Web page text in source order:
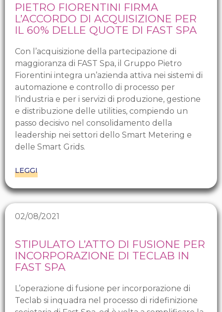
PIETRO FIORENTINI FIRMA
L’ACCORDO DI ACQUISIZIONE PER
IL 60% DELLE QUOTE DI FAST SPA
Con l’acquisizione della partecipazione di
maggioranza di FAST Spa, il Gruppo Pietro
Fiorentini integra un’azienda attiva nei sistemi di
automazione e controllo di processo per
l'industria e per i servizi di produzione, gestione
e distribuzione delle utilities, compiendo un
passo decisivo nel consolidamento della
leadership nei settori dello Smart Metering e
delle Smart Grids.
LEGGI
02/08/2021
STIPULATO L’ATTO DI FUSIONE PER
INCORPORAZIONE DI TECLAB IN
FAST SPA
L’operazione di fusione per incorporazione di
Teclab si inquadra nel processo di ridefinizione